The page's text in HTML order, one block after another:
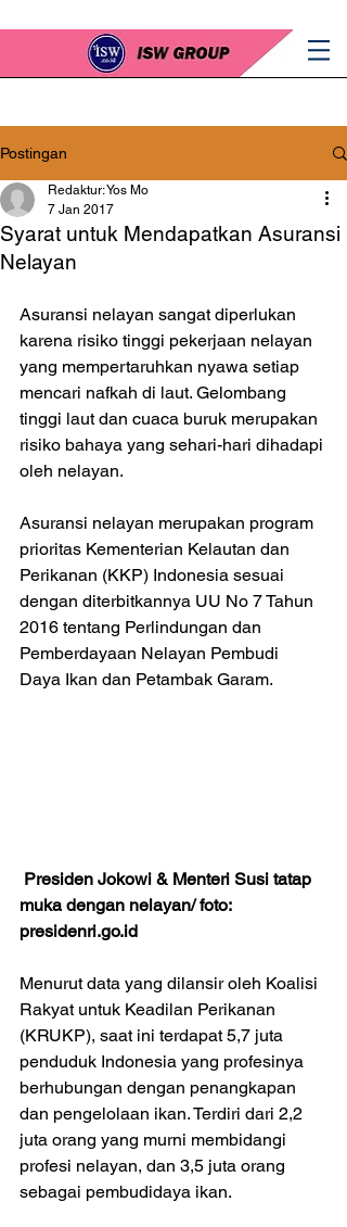
Postingan
Syarat untuk Mendapatkan Asuransi
Nelayan
Redaktur: Yos Mo
7 Jan 2017
Asuransi nelayan sangat diperlukan
karena risiko tinggi pekerjaan nelayan
yang mempertaruhkan nyawa setiap
mencari nafkah di laut. Gelombang
tinggi laut dan cuaca buruk merupakan
risiko bahaya yang sehari-hari dihadapi
oleh nelayan.
Asuransi nelayan merupakan program
prioritas Kementerian Kelautan dan
Perikanan (KKP) Indonesia sesuai
dengan diterbitkannya UU No 7 Tahun
2016 tentang Perlindungan dan
Pemberdayaan Nelayan Pembudi
Daya Ikan dan Petambak Garam.
Presiden Jokowi & Menteri Susi tatap
muka dengan nelayan/ foto:
presidenri.go.id
Menurut data yang dilansir oleh Koalisi
Rakyat untuk Keadilan Perikanan
(KRUKP), saat ini terdapat 5,7 juta
penduduk Indonesia yang profesinya
berhubungan dengan penangkapan
dan pengelolaan ikan. Terdiri dari 2,2
juta orang yang murni membidangi
profesi nelayan, dan 3,5 juta orang
sebagai pembudidaya ikan.